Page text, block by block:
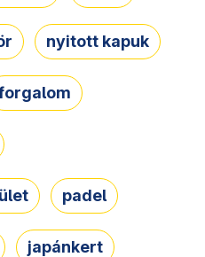
nyitott kapuk
padel
japánkert